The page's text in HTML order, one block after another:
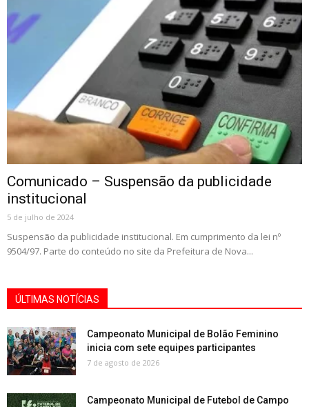
Comunicado – Suspensão da publicidade
institucional
5 de julho de 2024
Suspensão da publicidade institucional. Em cumprimento da lei nº
9504/97. Parte do conteúdo no site da Prefeitura de Nova...
ÚLTIMAS NOTÍCIAS
Campeonato Municipal de Bolão Feminino
inicia com sete equipes participantes
7 de agosto de 2026
Campeonato Municipal de Futebol de Campo